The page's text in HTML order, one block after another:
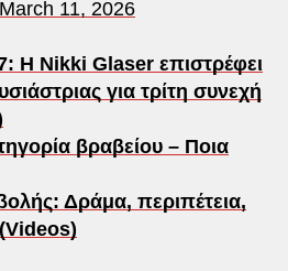
March 11, 2026
Η Nikki Glaser επιστρέφει
για τρίτη συνεχή
βραβείου – Ποια
Δράμα, περιπέτεια,